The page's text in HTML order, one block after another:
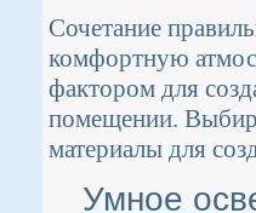
Сочетание
комфортную
фактором для
помещении.
материалы для
Умное